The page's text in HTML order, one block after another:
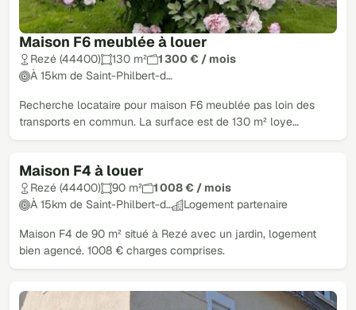
Maison F6 meublée à louer
Rezé (44400) 130 m²
1 300 € / mois
À 15km de Saint-Philbert-d…
Recherche locataire pour maison F6 meublée pas loin des
transports en commun. La surface est de 130 m² loye…
Maison F4 à louer
Rezé (44400) 90 m²
1 008 € / mois
À 15km de Saint-Philbert-d…
Logement partenaire
Maison F4 de 90 m² situé à Rezé avec un jardin, logement
bien agencé. 1008 € charges comprises.